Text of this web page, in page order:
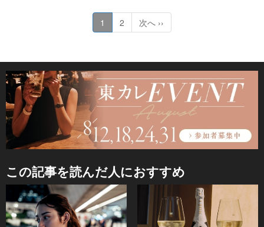
1 2 次へ ››
この記事を読んだ人におすすめ